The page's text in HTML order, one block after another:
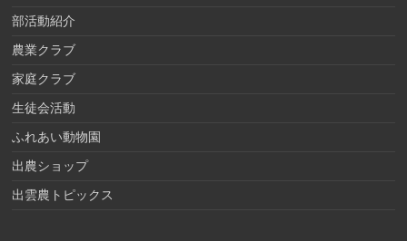
部活動紹介
農業クラブ
家庭クラブ
生徒会活動
ふれあい動物園
出農ショップ
出雲農トピックス